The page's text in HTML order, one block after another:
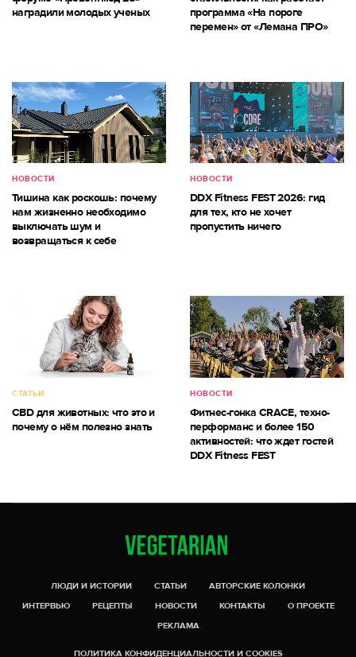
наградили молодых ученых
программа «На пороге
перемен» от «Лемана ПРО»
НОВОСТИ
Тишина как роскошь: почему
нам жизненно необходимо
выключать шум и
возвращаться к себе
НОВОСТИ
DDX Fitness FEST 2026: гид
для тех, кто не хочет
пропустить ничего
СТАТЬИ
CBD для животных: что это и
почему о нём полезно знать
НОВОСТИ
Фитнес-гонка CRACE, техно-
перформанс и более 150
активностей: что ждет гостей
DDX Fitness FEST
ЛЮДИ И ИСТОРИИ СТАТЬИ
АВТОРСКИЕ КОЛОНКИ
ИНТЕРВЬЮ
РЕЦЕПТЫ НОВОСТИ КОНТАКТЫ
О ПРОЕКТЕ
РЕКЛАМА
ПОЛИТИКА КОНФИДЕНЦИАЛЬНОСТИ И COOKIES